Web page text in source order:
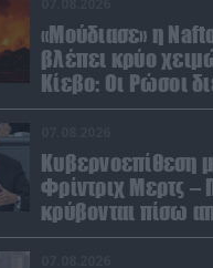
«Μούδιασε» η
βλέπει κρύο
Κίεβο: Οι Ρώσοι
εγκαταστάσεις
Κυβερνοεπίθεση
Φρίντριχ Μερτς –
κρύβονται πίσω
παραποιημένο